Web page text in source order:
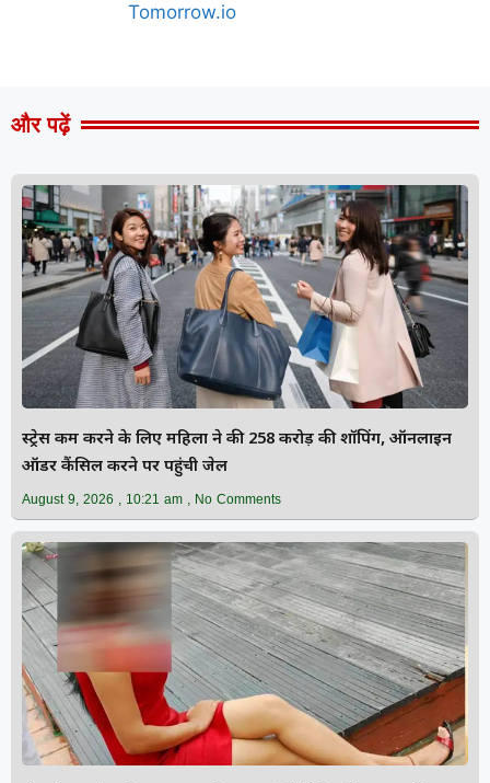
और पढ़ें
स्ट्रेस कम करने के लिए महिला ने की ₹258 करोड़ की शॉपिंग, ऑनलाइन
ऑर्डर कैंसिल करने पर पहुंची जेल
August 9, 2026 10:21 am No Comments